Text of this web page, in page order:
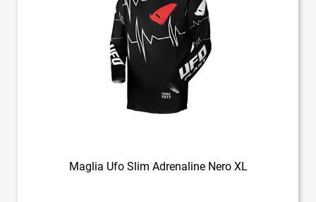
Maglia Ufo Slim Adrenaline Nero XL